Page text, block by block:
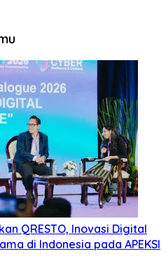
QRESTO, Inovasi Digital
di Indonesia pada APEKSI